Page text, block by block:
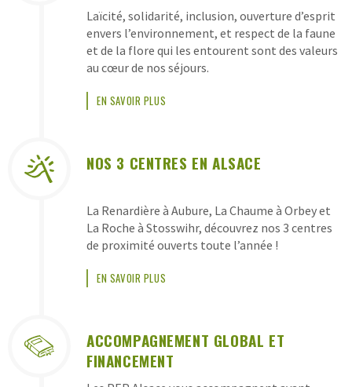
DÉCOUVERTES
Laïcité, solidarité, inclusion, ouverture d’esprit
envers l’environnement, et respect de la faune
et de la flore qui les entourent sont des valeurs
au cœur de nos séjours.
EN SAVOIR PLUS
NOS 3 CENTRES EN ALSACE
La Renardière à Aubure, La Chaume à Orbey et
La Roche à Stosswihr, découvrez nos 3 centres
de proximité ouverts toute l’année !
EN SAVOIR PLUS
ACCOMPAGNEMENT GLOBAL ET
FINANCEMENT